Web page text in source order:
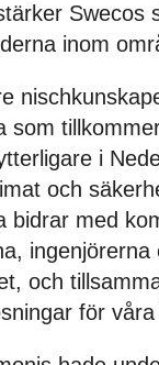
Swecos
inom
som
i
och
bidrar med
och
för